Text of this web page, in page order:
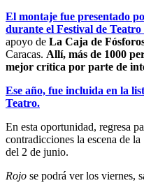
El montaje fue presentado
durante el Festival de
apoyo de La Caja de
Caracas. Allí, más de 1000
mejor crítica por parte de
Ese año, fue incluida en la
Teatro.
En esta oportunidad, regresa
contradicciones la escena de
del 2 de junio.
Rojo se podrá ver los viernes,